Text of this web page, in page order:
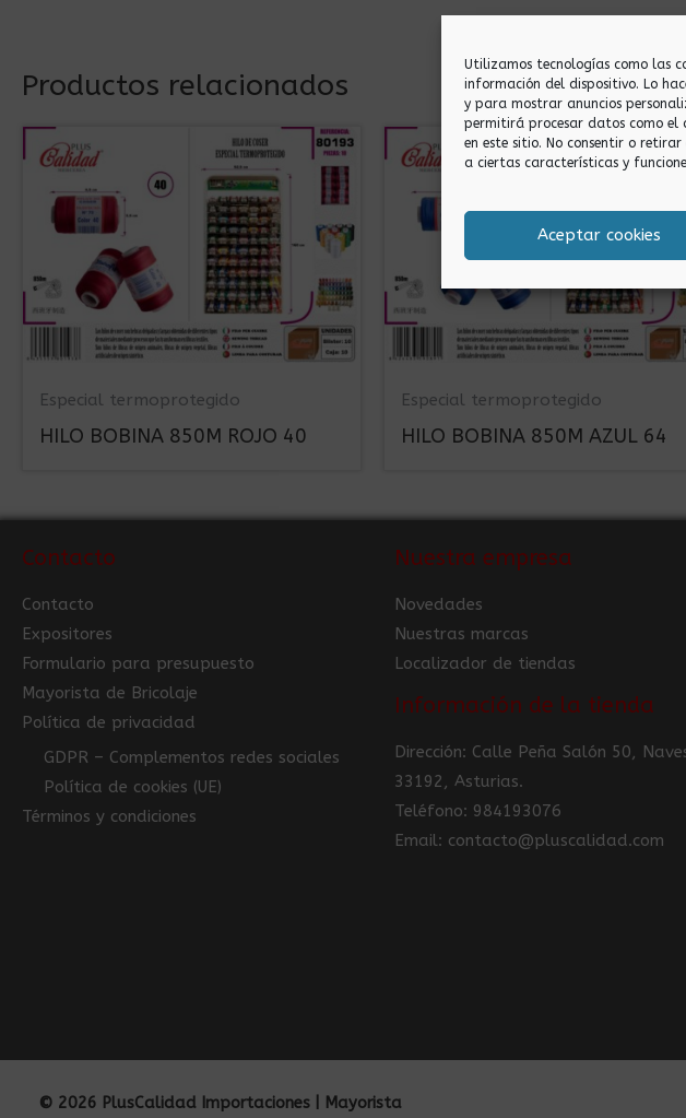
Utilizamos tecnologías como las
información del dispositivo. Lo
y para mostrar anuncios
permitirá procesar datos como el
en este sitio. No consentir o
a ciertas características y
Aceptar cookies
Productos relacionados
Especial termoprotegido
HILO BOBINA 850M ROJO 40
Especial termoprotegido
HILO BOBINA 850M AZUL 64
Contacto
Contacto
Expositores
Formulario para presupuesto
Mayorista de Bricolaje
Política de privacidad
GDPR – Complementos redes sociales
Política de cookies (UE)
Términos y condiciones
Nuestra empresa
Novedades
Nuestras marcas
Localizador de tiendas
Información de la tienda
Dirección: Calle Peña Salón 50,
33192, Asturias.
Teléfono: 984193076
Email: contacto@pluscalidad.com
© 2026 PlusCalidad Importaciones | Mayorista